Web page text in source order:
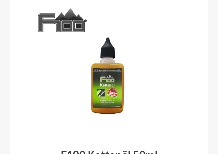
Schutzbleche
ACID 60 Integrated Carrier 3.0
Pedale
ACID PP Trekking